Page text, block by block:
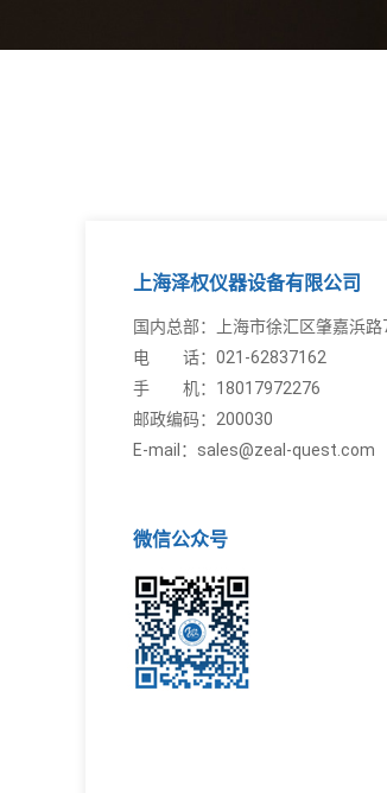
上海泽权仪器设备有限公司
国内总部：上海市徐汇区肇嘉浜
电 话：021-62837162
手 机：18017972276
邮政编码：200030
E-mail：sales@zeal-quest.com
微信公众号